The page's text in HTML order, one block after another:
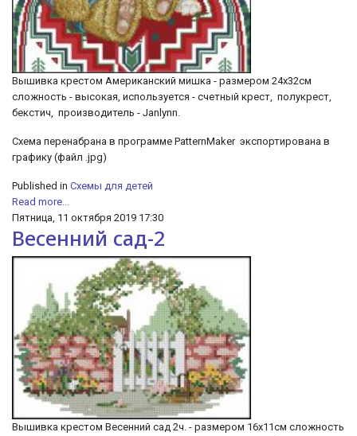
Вышивка крестом Американский мишка - размером 24х32см
сложность - высокая, используется - счетный крест, полукрест,
бекстич, производитель - Janlynn.
Схема перенабрана в программе PatternMaker экспортирована в
графику (файл .jpg)
Published in Схемы для детей
Read more...
Пятница, 11 октября 2019 17:30
Весенний сад-2
Вышивка крестом Весенний сад 2ч. - размером 16х11см сложность